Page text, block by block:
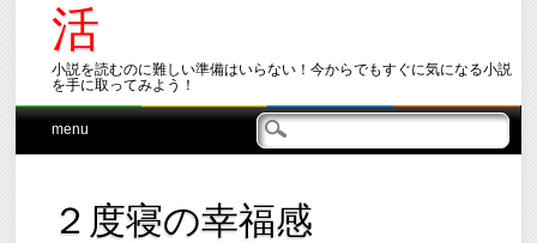
活
小説を読むのに難しい準備はいらない！今からでもすぐに気になる小説
を手に取ってみよう！
Main menu
Skip
menu
２度寝の幸福感